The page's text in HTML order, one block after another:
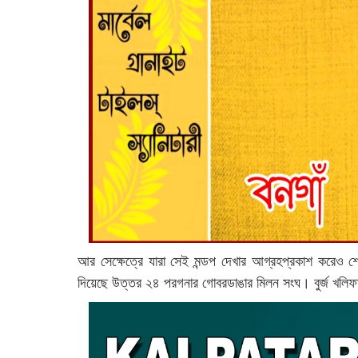
আর সেক্ষেত্রে যারা সেই মন্ডপ দেখার আগ্রহপ্রকাশ করেও
দিয়েছে উত্তর ২৪ পরগনার গোবরডাঙার মিলন সংঘ। বুর্জ